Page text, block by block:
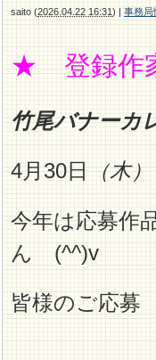
saito (2026.04.22 16:31) | 事務局
★ 登録作
竹尾バナーカ
4月30日 （木）
今年は応募作
ん (^^)v
皆様のご応